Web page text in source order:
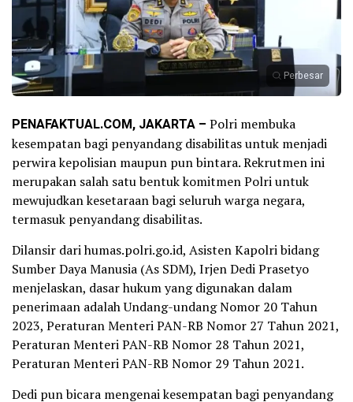
Perbesar
PENAFAKTUAL.COM, JAKARTA – Polri membuka
kesempatan bagi penyandang disabilitas untuk menjadi
perwira kepolisian maupun pun bintara. Rekrutmen ini
merupakan salah satu bentuk komitmen Polri untuk
mewujudkan kesetaraan bagi seluruh warga negara,
termasuk penyandang disabilitas.
Dilansir dari humas.polri.go.id, Asisten Kapolri bidang
Sumber Daya Manusia (As SDM), Irjen Dedi Prasetyo
menjelaskan, dasar hukum yang digunakan dalam
penerimaan adalah Undang-undang Nomor 20 Tahun
2023, Peraturan Menteri PAN-RB Nomor 27 Tahun 2021,
Peraturan Menteri PAN-RB Nomor 28 Tahun 2021,
Peraturan Menteri PAN-RB Nomor 29 Tahun 2021.
Dedi pun bicara mengenai kesempatan bagi penyandang